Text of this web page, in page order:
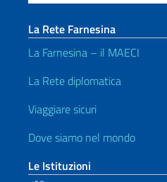
La Rete Farnesina
La Farnesina – il MAECI
La Rete diplomatica
Viaggiare sicuri
Dove siamo nel mondo
Le Istituzioni